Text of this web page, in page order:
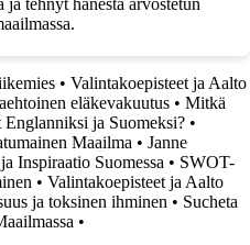
tehnyt hänestä arvostetun
• Valintakoepisteet ja Aalto
eläkevakuutus • Mitkä
ja Suomeksi? •
Maailma • Janne
Inspiraatio Suomessa • SWOT-
• Valintakoepisteet ja Aalto
ja toksinen ihminen • Sucheta
•